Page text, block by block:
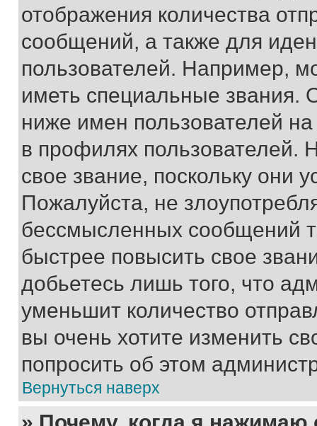
отображения количества
сообщений, а также для
пользователей. Например,
иметь специальные звания.
ниже имен пользователей
в профилях
свое звание, поскольку они
Пожалуйста, не
бессмысленных сообщений
быстрее повысить свое
добьетесь лишь того, что
уменьшит количество
вы очень хотите изменить
попросить об этом
Вернуться наверх